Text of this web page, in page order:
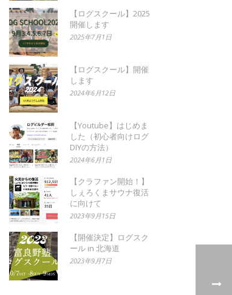
【ログスクール】2025
開催します
2025年7月1日
【ログスクール】開催
します
2024年6月12日
【Youtube】はじめま
した（初心者向けログ
DIYの方法）
2024年6月1日
【クラファン開始！】
しぇろくまサウナ復活
に向けて
2023年9月15日
【開催決定】ログスク
ール in 北海道
2023年9月7日